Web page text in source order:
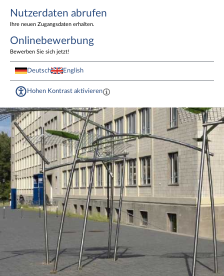
Nutzerdaten abrufen
Ihre neuen Zugangsdaten erhalten.
Onlinebewerbung
Bewerben Sie sich jetzt!
Deutsch English
Hohen Kontrast aktivieren